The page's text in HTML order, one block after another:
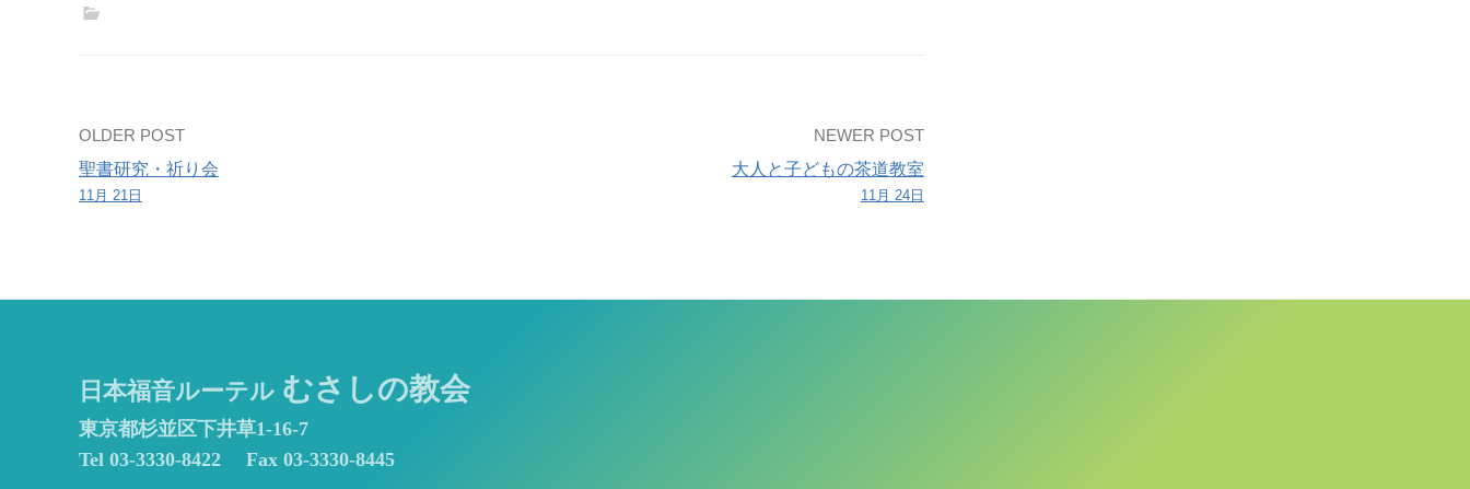
Post
navigation
OLDER POST
聖書研究・祈り会
11月 21日
NEWER POST
大人と子どもの茶道教室
11月 24日
日本福音ルーテル むさしの教会
東京都杉並区下井草1-16-7
Tel 03-3330-8422
Fax 03-3330-8445